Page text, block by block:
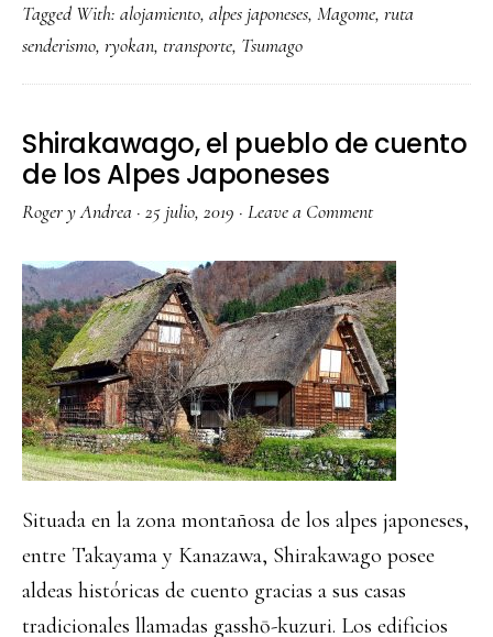
Tagged With: alojamiento, alpes japoneses, Magome, ruta
senderismo, ryokan, transporte, Tsumago
Shirakawago, el pueblo de cuento
de los Alpes Japoneses
Roger y Andrea · 25 julio, 2019 · Leave a Comment
Situada en la zona montañosa de los alpes japoneses,
entre Takayama y Kanazawa, Shirakawago posee
aldeas históricas de cuento gracias a sus casas
tradicionales llamadas gasshō-kuzuri. Los edificios